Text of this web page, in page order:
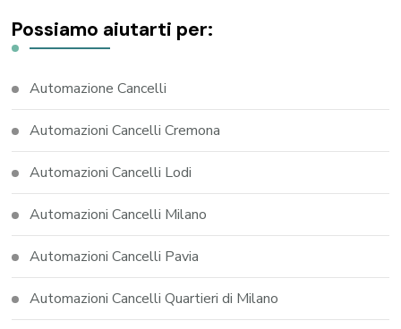
Possiamo aiutarti per:
Automazione Cancelli
Automazioni Cancelli Cremona
Automazioni Cancelli Lodi
Automazioni Cancelli Milano
Automazioni Cancelli Pavia
Automazioni Cancelli Quartieri di Milano